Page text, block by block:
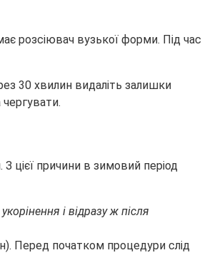
розсіювач вузької форми. Під час
30 хвилин видаліть залишки
цієї причини в зимовий період
і відразу ж після
Перед початком процедури слід